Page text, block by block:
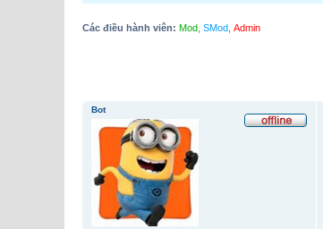
Các điều hành viên: Mod SMod Admin
Bot